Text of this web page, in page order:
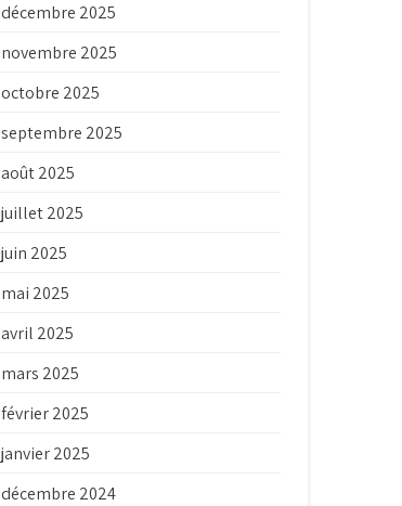
décembre 2025
novembre 2025
octobre 2025
septembre 2025
août 2025
juillet 2025
juin 2025
mai 2025
avril 2025
mars 2025
février 2025
janvier 2025
décembre 2024